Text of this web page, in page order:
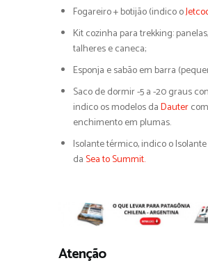
Fogareiro + botijão (indico o
Kit cozinha para trekking:
talheres e caneca;
Esponja e sabão em barra
Saco de dormir -5 a -20 graus
indico os modelos daDautercom
enchimento em plumas.
Isolante térmico, indico o
daSea to Summit.
Atenção